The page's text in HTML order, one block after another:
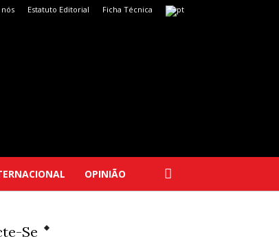
Estatuto Editorial Ficha Técnica
OPINIÃO
Se